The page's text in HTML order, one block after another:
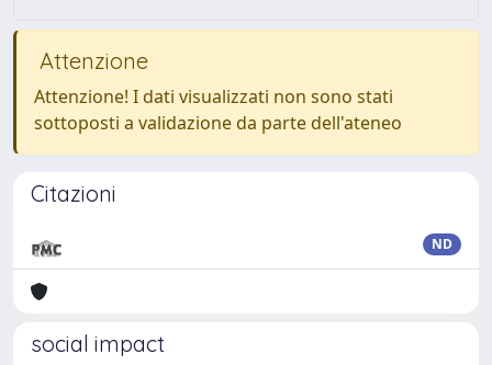
Attenzione
Attenzione! I dati visualizzati non sono stati
sottoposti a validazione da parte dell'ateneo
Citazioni
ND
social impact